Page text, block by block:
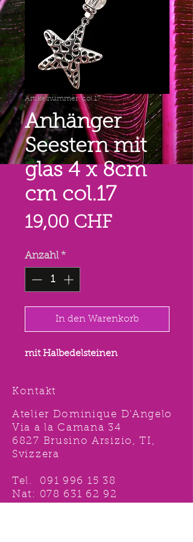
Artikelnummer: col.17
Anhänger
Seestern mit
glas 4 x 8cm
cm col.17
19,00 CHFPreis
Anzahl *
In den Warenkorb
mit Halbedelsteinen
Kontakt
Atelier Dominique D'Angelo
Via a la Camana 34
6827 Brusino Arsizio, TI,
Svizzera
Tel. 091 996 15 38
Nat: 078 631 62 92